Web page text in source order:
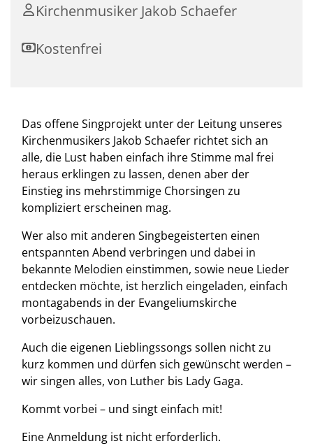
Kirchenmusiker Jakob Schaefer
Kostenfrei
Das offene Singprojekt unter der Leitung unseres
Kirchenmusikers Jakob Schaefer richtet sich an
alle, die Lust haben einfach ihre Stimme mal frei
heraus erklingen zu lassen, denen aber der
Einstieg ins mehrstimmige Chorsingen zu
kompliziert erscheinen mag.
Wer also mit anderen Singbegeisterten einen
entspannten Abend verbringen und dabei in
bekannte Melodien einstimmen, sowie neue Lieder
entdecken möchte, ist herzlich eingeladen, einfach
montagabends in der Evangeliumskirche
vorbeizuschauen.
Auch die eigenen Lieblingssongs sollen nicht zu
kurz kommen und dürfen sich gewünscht werden –
wir singen alles, von Luther bis Lady Gaga.
Kommt vorbei – und singt einfach mit!
Eine Anmeldung ist nicht erforderlich.